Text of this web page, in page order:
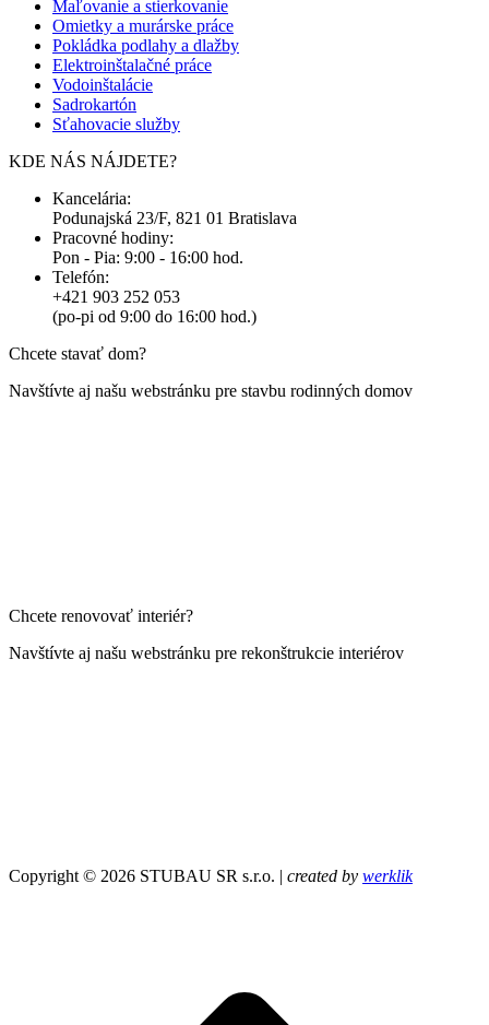
Maľovanie a stierkovanie
Omietky a murárske práce
Pokládka podlahy a dlažby
Elektroinštalačné práce
Vodoinštalácie
Sadrokartón
Sťahovacie služby
KDE NÁS NÁJDETE?
Kancelária:
Podunajská 23/F, 821 01 Bratislava
Pracovné hodiny:
Pon - Pia: 9:00 - 16:00 hod.
Telefón:
+421 903 252 053
(po-pi od 9:00 do 16:00 hod.)
Chcete stavať dom?
Navštívte aj našu webstránku pre stavbu rodinných domov
Chcete renovovať interiér?
Navštívte aj našu webstránku pre rekonštrukcie interiérov
Copyright © 2026 STUBAU SR s.r.o. | created by werklik